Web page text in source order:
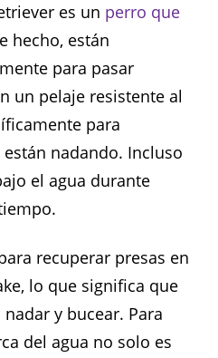
es un perro que
hecho, están
para pasar
un pelaje resistente al
para
nadando. Incluso
el agua durante
recuperar presas en
lo que significa que
y bucear. Para
del agua no solo es